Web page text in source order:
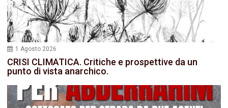
1 Agosto 2026
CRISI CLIMATICA. Critiche e prospettive da un
punto di vista anarchico.